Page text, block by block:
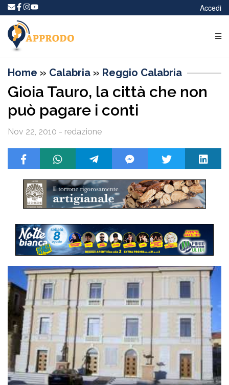
Accedi
Home » Calabria » Reggio Calabria
Gioia Tauro, la città che non
può pagare i conti
Nov 22, 2010 - redazione